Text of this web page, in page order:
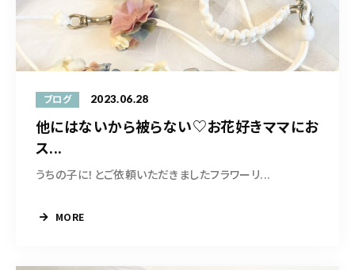
ブログ 2023.06.28
他にはないから被らない♡お花好きママにお
ス...
うちの子に！とご依頼いただきましたフラワーリ...
MORE